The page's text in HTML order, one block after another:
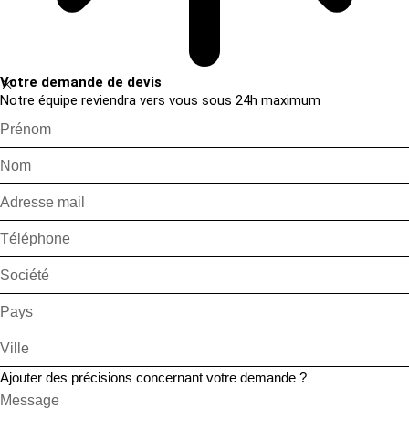
Votre demande de devis
Notre équipe reviendra vers vous sous 24h maximum
Ajouter des précisions concernant votre demande ?